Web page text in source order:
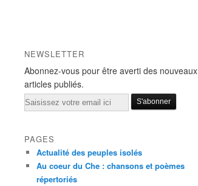
NEWSLETTER
Abonnez-vous pour être averti des nouveaux
articles publiés.
Email
PAGES
Actualité des peuples isolés
Au coeur du Che : chansons et poèmes
répertoriés